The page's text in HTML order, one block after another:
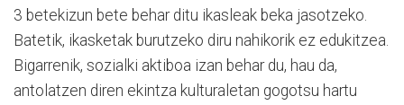
3 betekizun bete behar ditu ikasleak beka jasotzeko.
Batetik, ikasketak burutzeko diru nahikorik ez edukitzea.
Bigarrenik, sozialki aktiboa izan behar du, hau da,
antolatzen diren ekintza kulturaletan gogotsu hartu